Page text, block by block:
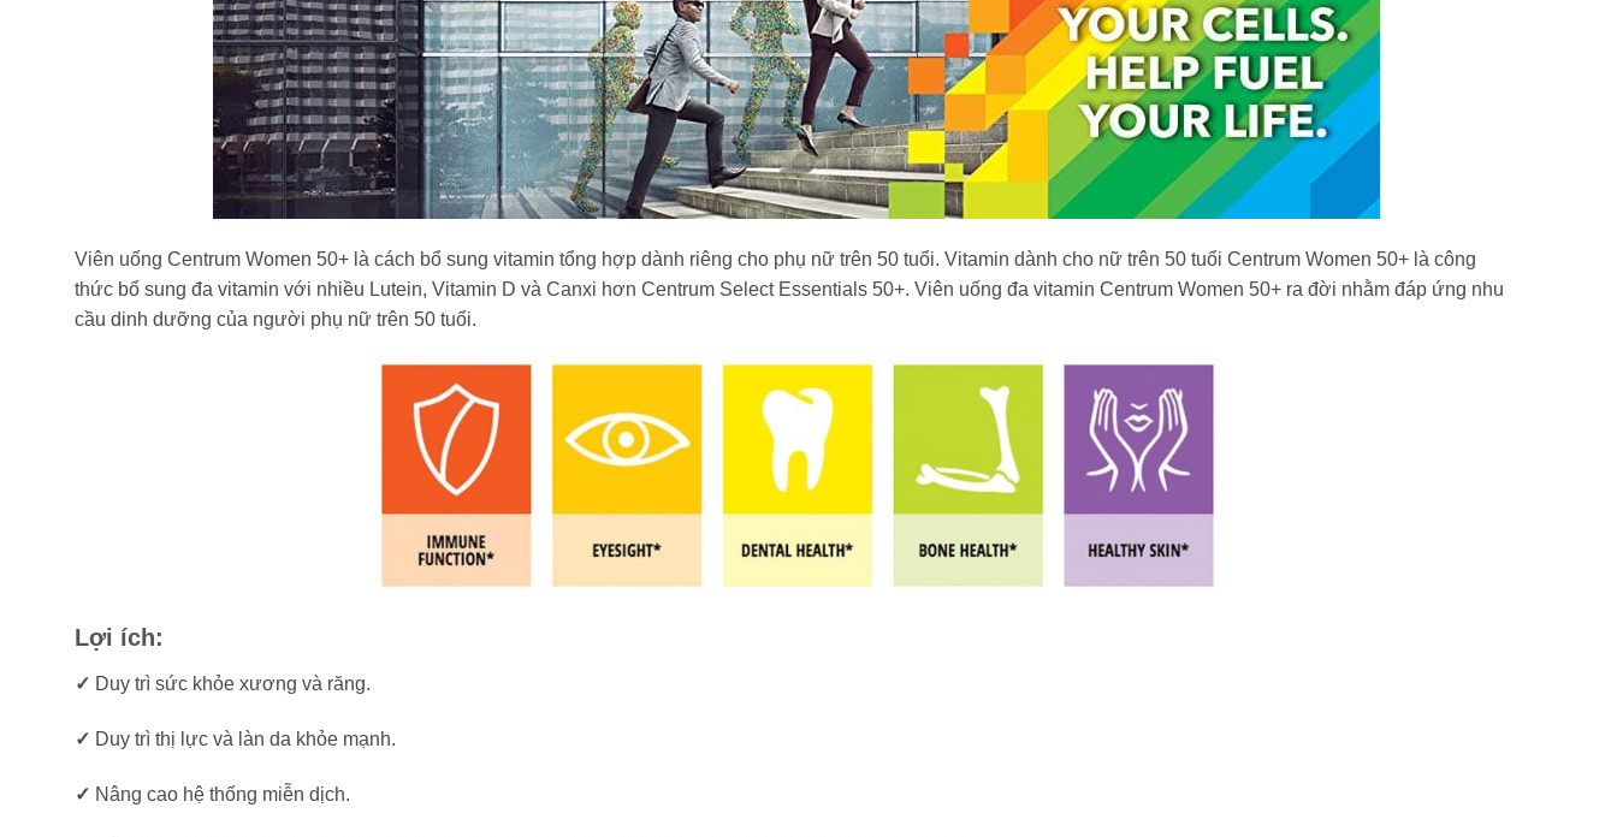
Viên uống Centrum Women 50+ là cách bổ sung vitamin tổng hợp dành riêng cho phụ nữ trên 50 tuổi. Vitamin dành cho nữ trên 50 tuổi Centrum Women 50+ là công
thức bổ sung đa vitamin với nhiều Lutein, Vitamin D và Canxi hơn Centrum Select Essentials 50+. Viên uống đa vitamin Centrum Women 50+ ra đời nhằm đáp ứng nhu
cầu dinh dưỡng của người phụ nữ trên 50 tuổi.
Lợi ích:
✓ Duy trì sức khỏe xương và răng.
✓ Duy trì thị lực và làn da khỏe mạnh.
✓ Nâng cao hệ thống miễn dịch.